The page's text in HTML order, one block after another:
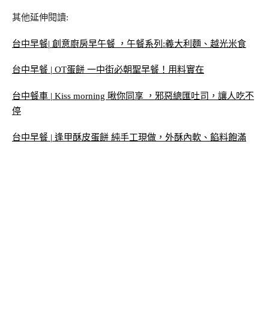
其他延伸閱讀:
台中早餐| 創意廚房早午餐 ，午餐系列:義大利麵、越光米食
台中早餐 | OT蛋餅 一中街必朝聖早餐！用料實在
台中餐車 | Kiss morning 啾你同享 ，邪惡總匯吐司，讓人吃不
停
台中早餐 | 逢甲酥皮蛋餅 純手工現做，外酥內軟、餡料飽滿